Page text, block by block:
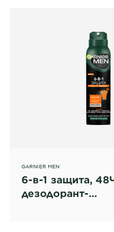
GARNIER MEN
6-в-1 защита,
дезодорант-